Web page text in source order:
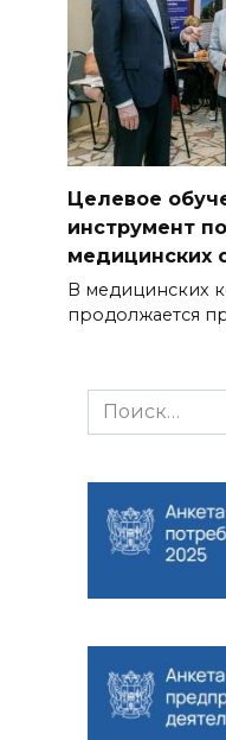
Целевое
инструмент
медицинских
В медицинских
продолжается
Search
for: